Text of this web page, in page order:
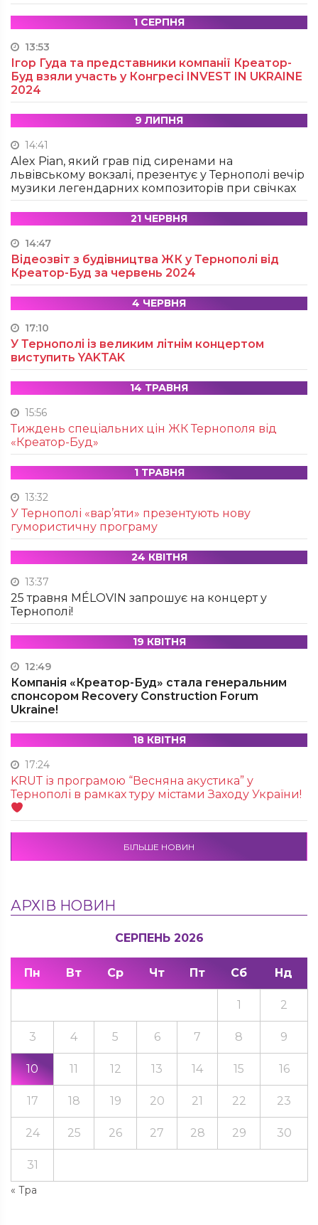
1 СЕРПНЯ
13:53
Ігор Гуда та представники компанії Креатор-
Буд взяли участь у Конгресі INVEST IN UKRAINE
2024
9 ЛИПНЯ
14:41
Alex Pian, який грав під сиренами на
львівському вокзалі, презентує у Тернополі вечір
музики легендарних композиторів при свічках
21 ЧЕРВНЯ
14:47
Відеозвіт з будівництва ЖК у Тернополі від
Креатор-Буд за червень 2024
4 ЧЕРВНЯ
17:10
У Тернополі із великим літнім концертом
виступить YAKTAK
14 ТРАВНЯ
15:56
Тиждень спеціальних цін ЖК Тернополя від
«Креатор-Буд»
1 ТРАВНЯ
13:32
У Тернополі «вар’яти» презентують нову
гумористичну програму
24 КВІТНЯ
13:37
25 травня MÉLOVIN запрошує на концерт у
Тернополі!
19 КВІТНЯ
12:49
Компанія «Креатор-Буд» стала генеральним
спонсором Recovery Construction Forum
Ukraine!
18 КВІТНЯ
17:24
KRUТ із програмою “Весняна акустика” у
Тернополі в рамках туру містами Заходу України!
БІЛЬШЕ НОВИН
АРХІВ НОВИН
СЕРПЕНЬ 2026
Пн Вт Ср Чт Пт Сб Нд
« Тра
1 2
3 4 5 6 7 8 9
10 11 12 13 14 15 16
17 18 19 20 21 22 23
24 25 26 27 28 29 30
31